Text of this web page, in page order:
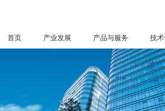
首页 产业发展 产品与服务 技